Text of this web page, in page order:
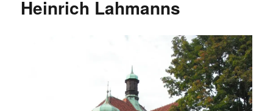
Heinrich Lahmanns